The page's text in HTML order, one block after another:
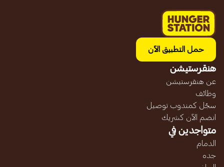
حمل التطبيق الآن
هنقرستيشن
عن هنقرستيشن
وظائف
سجّل كمندوب توصيل
انضم الآن كشريك
متواجدين في
الدمام
جده